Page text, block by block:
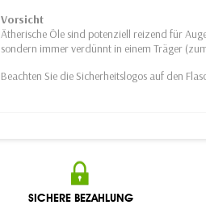
Vorsicht
Ätherische Öle sind potenziell reizend für
sondern immer verdünnt in einem Träger
Beachten Sie die Sicherheitslogos auf den
SICHERE BEZAHLUNG